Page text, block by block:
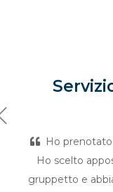
Ho
Ho scelto
gruppetto e
Previous